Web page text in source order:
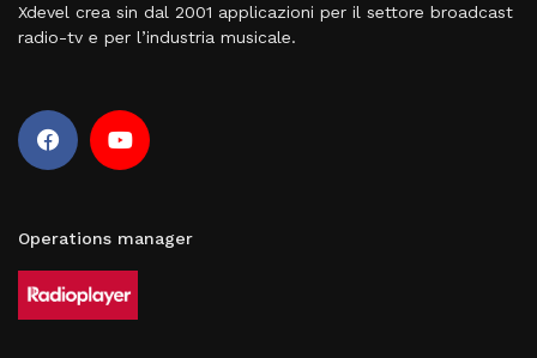
Xdevel crea sin dal 2001 applicazioni per il settore broadcast
radio-tv e per l’industria musicale.
Operations manager